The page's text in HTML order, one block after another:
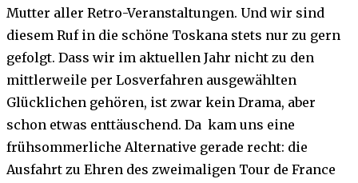
Mutter aller Retro-Veranstaltungen. Und wir sind
diesem Ruf in die schöne Toskana stets nur zu gern
gefolgt. Dass wir im aktuellen Jahr nicht zu den
mittlerweile per Losverfahren ausgewählten
Glücklichen gehören, ist zwar kein Drama, aber
schon etwas enttäuschend. Da kam uns eine
frühsommerliche Alternative gerade recht: die
Ausfahrt zu Ehren des zweimaligen Tour de France